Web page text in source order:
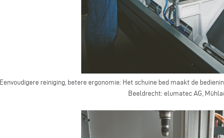
Eenvoudigere reiniging, betere ergonomie: Het schuine bed maakt de
Beeldrecht: elumatec AG,